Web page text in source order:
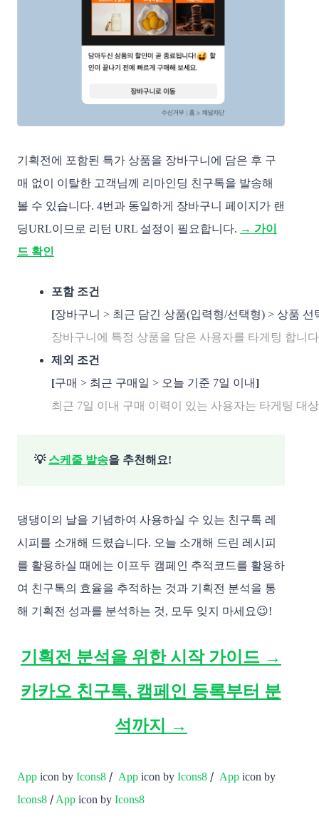
기획전에 포함된 특가 상품을 장바구니에 담은 후 구
매 없이 이탈한 고객님께 리마인딩 친구톡을 발송해
볼 수 있습니다. 4번과 동일하게 장바구니 페이지가 랜
딩URL이므로 리턴 URL 설정이 필요합니다. → 가이
드 확인
포함 조건
[장바구니 > 최근 담긴 상품(입력형/선택형) > 상품 선
장바구니에 특정 상품을 담은 사용자를 타게팅 합니
제외 조건
[구매 > 최근 구매일 > 오늘 기준 7일 이내]
최근 7일 이내 구매 이력이 있는 사용자는 타게팅 대
💡 스케줄 발송을 추천해요!
댕댕이의 날을 기념하여 사용하실 수 있는 친구톡 레
시피를 소개해 드렸습니다. 오늘 소개해 드린 레시피
를 활용하실 때에는 이프두 캠페인 추적코드를 활용하
여 친구톡의 효율을 추적하는 것과 기획전 분석을 통
해 기획전 성과를 분석하는 것, 모두 잊지 마세요😉!
기획전 분석을 위한 시작 가이드 →
카카오 친구톡, 캠페인 등록부터 분
석까지 →
App icon by Icons8 / App icon by Icons8 / App icon by
Icons8 / App icon by Icons8